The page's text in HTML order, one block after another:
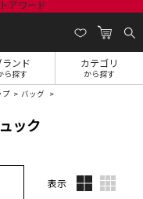
ランド
ら探す
カテゴリ
から探す
プ バッグ
ック
表示